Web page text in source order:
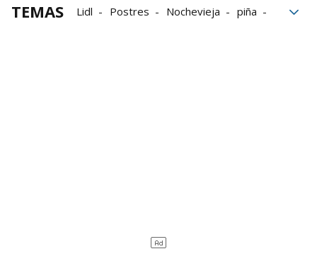
TEMAS Lidl Postres Nochevieja
piña